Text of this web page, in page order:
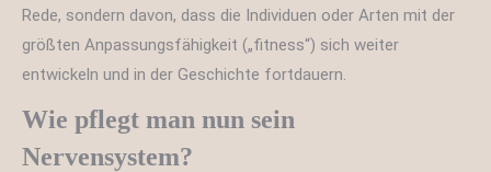
Rede, sondern davon, dass die Individuen oder Arten mit der
größten Anpassungsfähigkeit („fitness“) sich weiter
entwickeln und in der Geschichte fortdauern.
Wie pflegt man nun sein
Nervensystem?